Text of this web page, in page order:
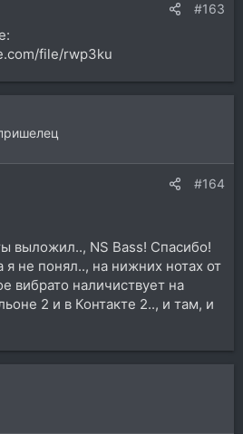
#163
file/rwp3ku
#164
выложил.., NS Bass! Спасибо!
я не понял.., на нижних нотах от
вибрато наличиствует на
2 и в Контакте 2.., и там, и